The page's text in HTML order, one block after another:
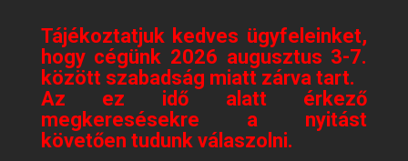
Tájékoztatjuk kedves ügyfeleinket,
hogy cégünk 2026 augusztus 3-7.
között szabadság miatt zárva tart.
Az ez idő alatt érkező
megkeresésekre a nyitást
követően tudunk válaszolni.